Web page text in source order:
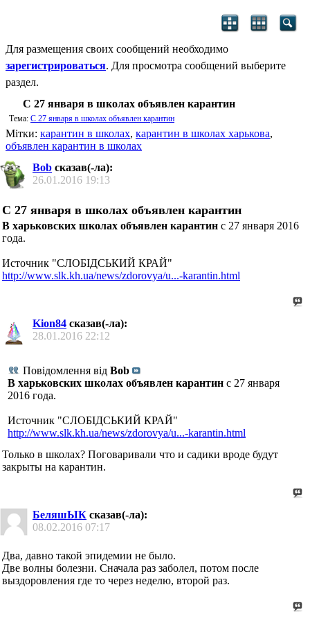
Для размещения своих сообщений необходимо
зарегистрироваться. Для просмотра сообщений выберите
раздел.
С 27 января в школах объявлен карантин
Тема: С 27 января в школах объявлен карантин
Мітки: карантин в школах, карантин в школах харькова,
объявлен карантин в школах
Bob сказав(-ла):
26.01.2016 19:13
С 27 января в школах объявлен карантин
В харьковских школах объявлен карантин с 27 января 2016
года.
Источник "СЛОБIДСЬКИЙ КРАЙ"
http://www.slk.kh.ua/news/zdorovya/u...-karantin.html
Kion84 сказав(-ла):
28.01.2016 22:12
Повідомлення від Bob
В харьковских школах объявлен карантин с 27 января
2016 года.
Источник "СЛОБIДСЬКИЙ КРАЙ"
http://www.slk.kh.ua/news/zdorovya/u...-karantin.html
Только в школах? Поговаривали что и садики вроде будут
закрыты на карантин.
БеляшЫК сказав(-ла):
08.02.2016 07:17
Два, давно такой эпидемии не было.
Две волны болезни. Сначала раз заболел, потом после
выздоровления где то через неделю, второй раз.